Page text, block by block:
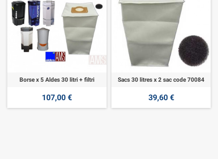
Borse x 5 Aldes 30 litri + filtri
107,00 €
Sacs 30 litres x 2 sac code 70084
39,60 €